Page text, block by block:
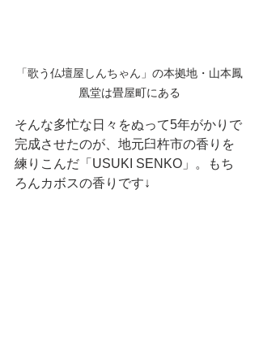
「歌う仏壇屋しんちゃん」の本拠地・山本鳳
凰堂は畳屋町にある
そんな多忙な日々をぬって5年がかりで
完成させたのが、地元臼杵市の香りを
練りこんだ「USUKI SENKO」。もち
ろんカボスの香りです↓